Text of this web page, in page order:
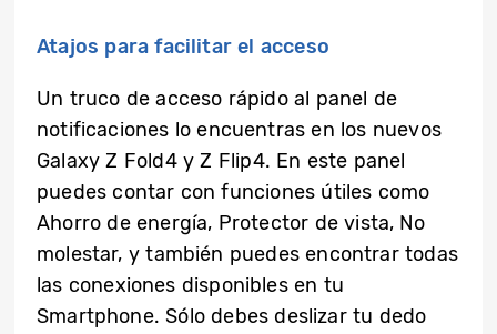
Atajos para facilitar el acceso
Un truco de acceso rápido al panel de
notificaciones lo encuentras en los nuevos
Galaxy Z Fold4 y Z Flip4. En este panel
puedes contar con funciones útiles como
Ahorro de energía, Protector de vista, No
molestar, y también puedes encontrar todas
las conexiones disponibles en tu
Smartphone. Sólo debes deslizar tu dedo